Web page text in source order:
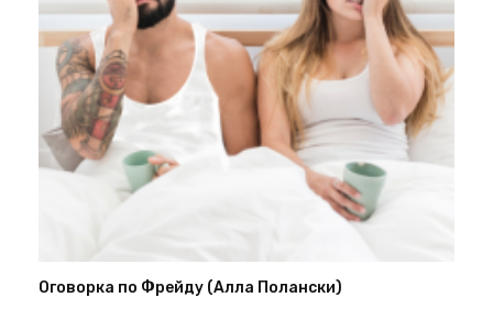
Оговорка по Фрейду (Алла Полански)